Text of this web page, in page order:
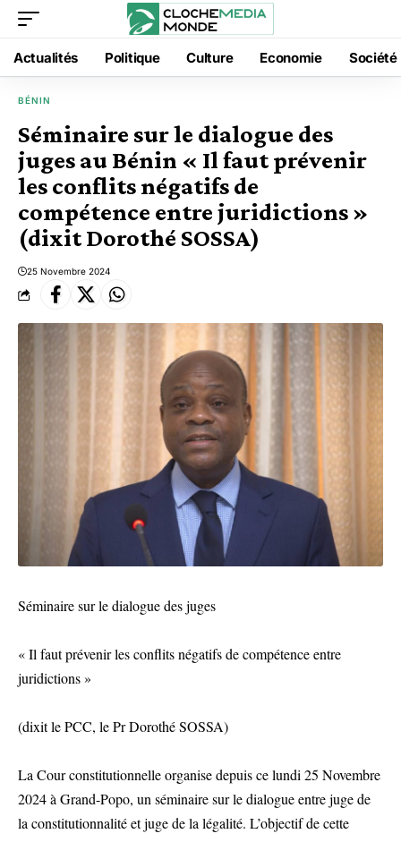
Actualités Politique Culture Economie Société
BÉNIN
Séminaire sur le dialogue des
juges au Bénin « Il faut prévenir
les conflits négatifs de
compétence entre juridictions »
(dixit Dorothé SOSSA)
25 Novembre 2024
Séminaire sur le dialogue des juges
« Il faut prévenir les conflits négatifs de compétence entre
juridictions »
(dixit le PCC, le Pr Dorothé SOSSA)
La Cour constitutionnelle organise depuis ce lundi 25 Novembre
2024 à Grand-Popo, un séminaire sur le dialogue entre juge de
la constitutionnalité et juge de la légalité. L’objectif de cette